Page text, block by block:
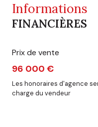
Informations
FINANCIÈRES
Prix de vente
96 000 €
Les honoraires d'agence
charge du vendeur